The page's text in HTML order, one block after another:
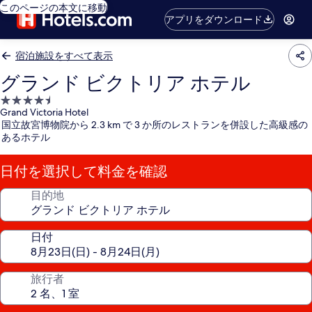
このページの本文に移動
アプリをダウンロード
宿泊施設をすべて表示
グランド ビクトリア ホテル
4.5
つ
星
宿
泊
施
設
Grand Victoria Hotel
国立故宮博物院から 2.3 km で 3 か所のレストランを併設した高級感の
あるホテル
日付を選択して料金を確認
目的地
日付
旅行者